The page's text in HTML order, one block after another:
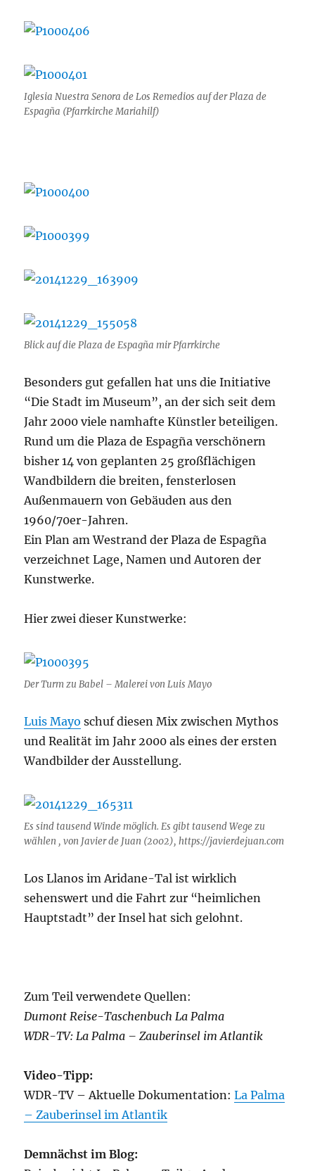
Iglesia Nuestra Senora de Los Remedios auf der Plaza de
Espagña (Pfarrkirche Mariahilf)
Blick auf die Plaza de Espagña mir Pfarrkirche
Besonders gut gefallen hat uns die Initiative
“Die Stadt im Museum”, an der sich seit dem
Jahr 2000 viele namhafte Künstler beteiligen.
Rund um die Plaza de Espagña verschönern
bisher 14 von geplanten 25 großflächigen
Wandbildern die breiten, fensterlosen
Außenmauern von Gebäuden aus den
1960/70er-Jahren.
Ein Plan am Westrand der Plaza de Espagña
verzeichnet Lage, Namen und Autoren der
Kunstwerke.
Hier zwei dieser Kunstwerke:
Der Turm zu Babel – Malerei von Luis Mayo
Luis Mayo schuf diesen Mix zwischen Mythos
und Realität im Jahr 2000 als eines der ersten
Wandbilder der Ausstellung.
Es sind tausend Winde möglich. Es gibt tausend Wege zu
wählen , von Javier de Juan (2002), https://javierdejuan.com
Los Llanos im Aridane-Tal ist wirklich
sehenswert und die Fahrt zur “heimlichen
Hauptstadt” der Insel hat sich gelohnt.
Zum Teil verwendete Quellen:
Dumont Reise-Taschenbuch La Palma
WDR-TV: La Palma – Zauberinsel im Atlantik
Video-Tipp:
WDR-TV – Aktuelle Dokumentation:La Palma
– Zauberinsel im Atlantik
Demnächst im Blog: